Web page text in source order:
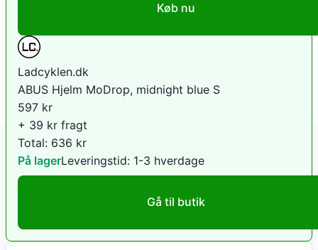
Køb nu
Ladcyklen.dk
ABUS Hjelm MoDrop, midnight blue S
597 kr
+ 39 kr fragt
Total: 636 kr
På lagerLeveringstid: 1-3 hverdage
Gå til butik